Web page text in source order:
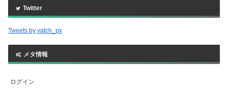
Twitter
Tweets by vatch_px
メタ情報
ログイン